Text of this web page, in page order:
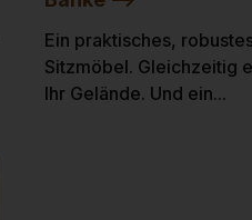
Ein praktisches,
Sitzmöbel. Gleichzeitig
Ihr Gelände. Und ein...